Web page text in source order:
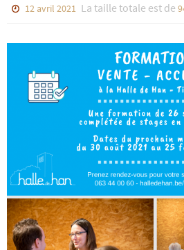
12 avril 2021 La taille totale est de